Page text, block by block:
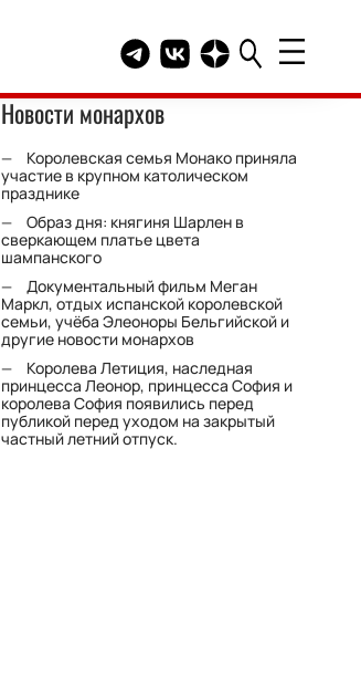
Telegram канал HELLO
Группа HELLO
Канал HELLO в
Новости монархов
Королевская семья Монако приняла
участие в крупном католическом
празднике
Образ дня: княгиня Шарлен в
сверкающем платье цвета
шампанского
Документальный фильм Меган
Маркл, отдых испанской королевской
семьи, учёба Элеоноры Бельгийской и
другие новости монархов
Королева Летиция, наследная
принцесса Леонор, принцесса София и
королева София появились перед
публикой перед уходом на закрытый
частный летний отпуск.